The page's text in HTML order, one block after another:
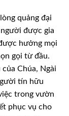
quảng đại
được gia
hưởng mọi
gọi từ đầu.
Chúa, Ngài
tín hữu
trong vườn
phục vụ cho